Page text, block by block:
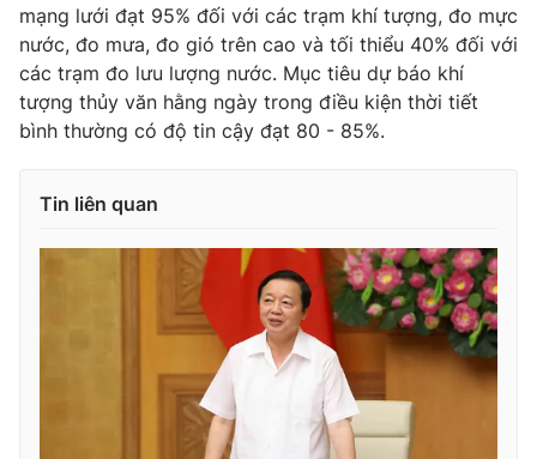
Video Shorts video
VTV Money VTV Thể thao
Vươn mình bằng AI
VTV8
Liên hệ tòa soạn English
mạng lưới đạt 95% đối với các trạm khí tượng, đo mực
nước, đo mưa, đo gió trên cao và tối thiểu 40% đối với
các trạm đo lưu lượng nước. Mục tiêu dự báo khí
tượng thủy văn hằng ngày trong điều kiện thời tiết
bình thường có độ tin cậy đạt 80 - 85%.
Tin liên quan